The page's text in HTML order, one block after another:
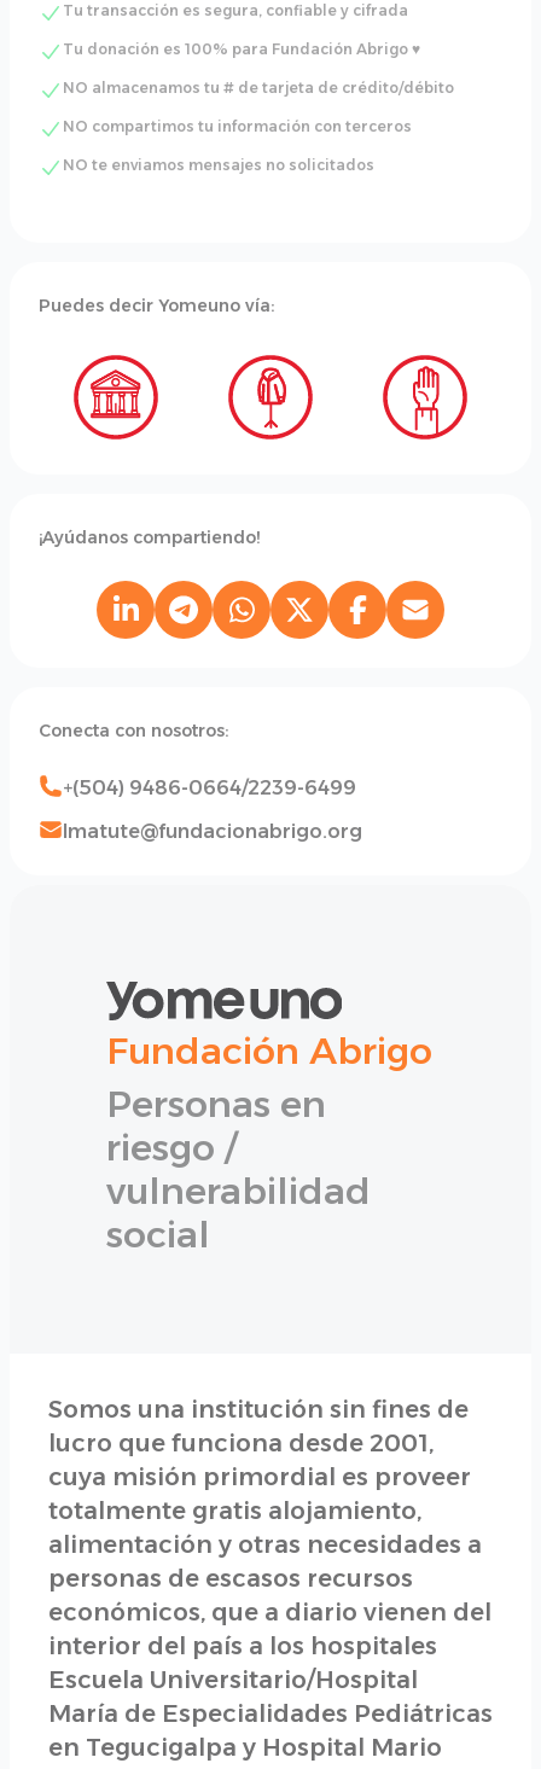
Tu transacción es segura, confiable y cifrada
Tu donación es 100% para Fundación Abrigo ♥
NO almacenamos tu # de tarjeta de crédito/débito
NO compartimos tu información con terceros
NO te enviamos mensajes no solicitados
Puedes decir Yomeuno vía:
¡Ayúdanos compartiendo!
Conecta con nosotros:
+(504) 9486-0664/2239-6499
lmatute@fundacionabrigo.org
Fundación Abrigo
Personas en
riesgo /
vulnerabilidad
social
Somos una institución sin fines de
lucro que funciona desde 2001,
cuya misión primordial es proveer
totalmente gratis alojamiento,
alimentación y otras necesidades a
personas de escasos recursos
económicos, que a diario vienen del
interior del país a los hospitales
Escuela Universitario/Hospital
María de Especialidades Pediátricas
en Tegucigalpa y Hospital Mario